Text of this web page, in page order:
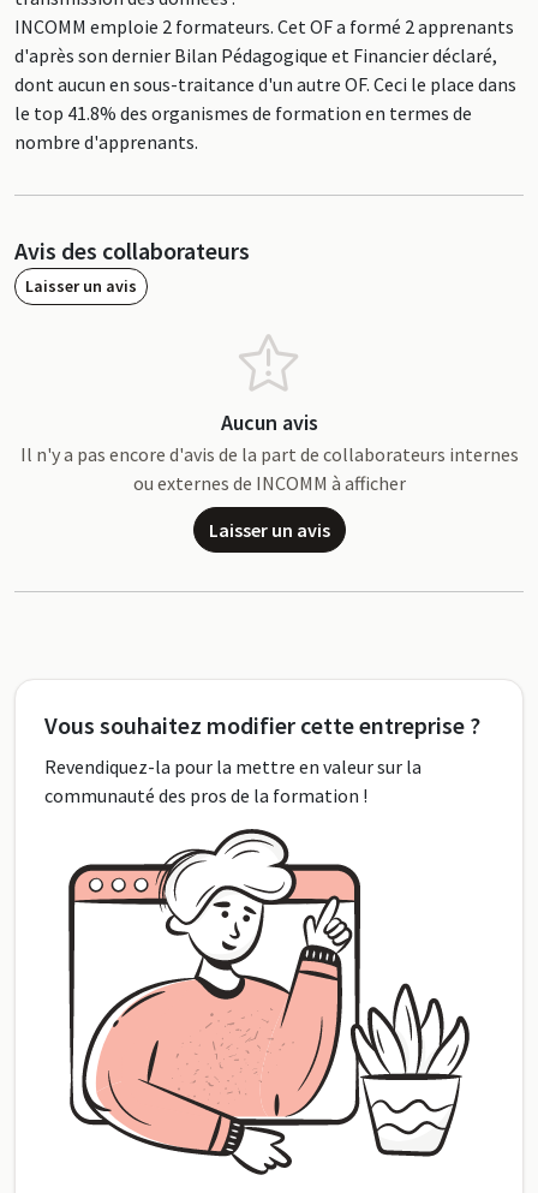
INCOMM emploie 2 formateurs. Cet OF a formé 2 apprenants
d'après son dernier Bilan Pédagogique et Financier déclaré,
dont aucun en sous-traitance d'un autre OF. Ceci le place dans
le top 41.8% des organismes de formation en termes de
nombre d'apprenants.
Avis des collaborateurs
Laisser un avis
Aucun avis
Il n'y a pas encore d'avis de la part de collaborateurs internes
ou externes de INCOMM à afficher
Laisser un avis
Vous souhaitez modifier cette entreprise ?
Revendiquez-la pour la mettre en valeur sur la
communauté des pros de la formation !